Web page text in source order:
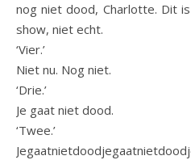
nog niet dood, Charlotte. Dit
show, niet echt.
‘Vier.’
Niet nu. Nog niet.
‘Drie.’
Je gaat niet dood.
‘Twee.’